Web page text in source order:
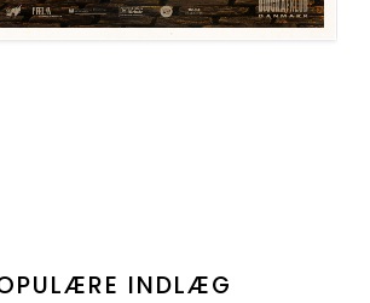
INDLÆG